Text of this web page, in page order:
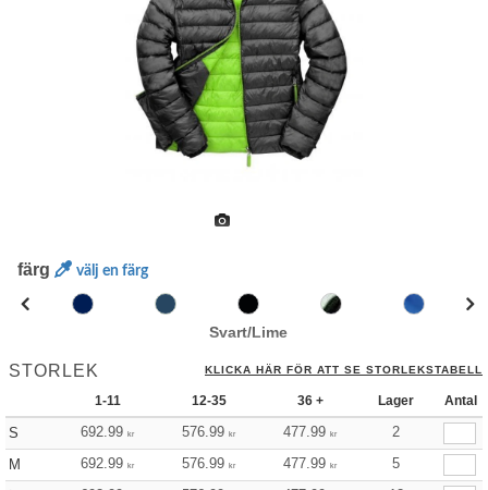
färg välj en färg
Svart/Lime
STORLEK KLICKA HÄR FÖR ATT SE STORLEKSTABELL
1-11 12-35 36 + Lager Antal
S 692.99 kr 576.99 kr 477.99 kr
2
M
692.99 kr 576.99 kr 477.99 kr
5